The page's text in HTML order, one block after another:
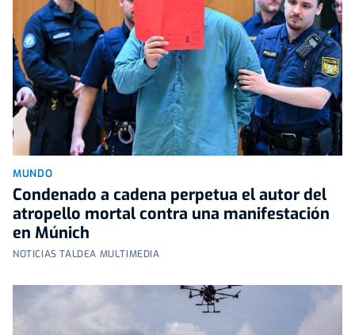
MUNDO
Condenado a cadena perpetua el autor del
atropello mortal contra una manifestación
en Múnich
NOTICIAS TALDEA MULTIMEDIA